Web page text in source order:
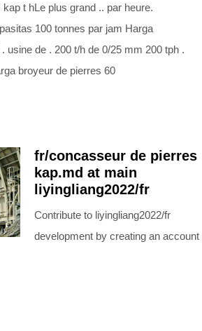
t hLe plus grand .. par heure.
100 tonnes par jam Harga
usine de . 200 t/h de 0/25 mm 200 tph .
broyeur de pierres 60
fr/concasseur de pierres
kap.md at main
liyingliang2022/fr
Contribute to liyingliang2022/fr
development by creating an account